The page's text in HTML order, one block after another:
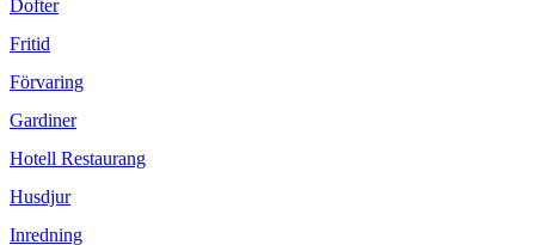
Dofter
Fritid
Förvaring
Gardiner
Hotell Restaurang
Husdjur
Inredning